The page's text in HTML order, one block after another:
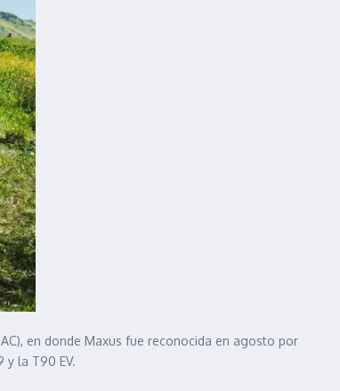
en donde Maxus fue reconocida en agosto por
y la T90 EV.